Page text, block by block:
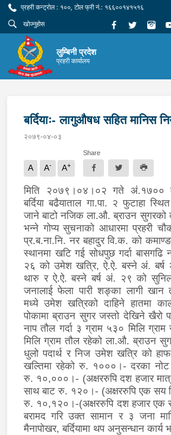
प्रहरी कन्ट्रोल : १००, टोल फ्री नं.: १६६००१४१५१६
लुम्बिनी प्रदेश
प्रहरी कार्यालय
बर्दियाः- लागुऔषध सहित मानिस
२०७९-०४-०३
A A- A+
Share
मिति २०७९।०४।०२ गते अं.१७००
बर्दिया बढैयाताल गा.पा. २ फुटाहा
जाने बाटो नजिक ला.औ. ब्राउन सुगरको
भन्ने गोप्य सुचनाको आधारमा प्रहरी
प्र.ब.ना.नि. नर बहादुर वि.क. को
स्थानमा खटि गई सोधपुछ गर्दा बासगढि
२६ को उमेश खत्रि, ऐ.ऐ. बस्ने अं. बर्ष
थारु र ऐ.ऐ. बस्ने बर्ष अं. २९ को
जनालाई फेला पारी शङ्का लागी खान
मध्ये उमेश खत्रिको दाहिने हातमा
पोकामा ब्राउन सुगर जस्तो देखिने खैरो
नाप तौल गर्दा ३ ग्राम ५३० मिलि
मिलि ग्राम तौल रहेको ला.औ. ब्राउन
धुलो पदार्थ र निज उमेश खत्रि को हाफ
खल्तिमा रहेको रु. १०००।- दरका नोट
रु. १०,०००।- (अक्षररुपि दश हजार
साथ बाट रु. १२०।- (अक्षररुपि एक सय
रु. १०,१२०।-(अक्षररुपि दश हजार एक
बरामद गरि उक्त सामान र ३ जना
मैनापोखर, बर्दियामा थप अनुसन्धान कार्य